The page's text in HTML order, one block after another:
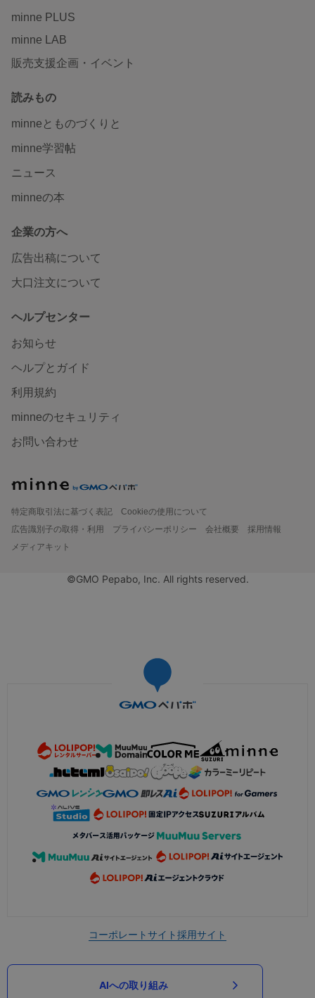
minne PLUS
minne LAB
販売支援企画・イベント
読みもの
minneとものづくりと
minne学習帖
ニュース
minneの本
企業の方へ
広告出稿について
大口注文について
ヘルプセンター
お知らせ
ヘルプとガイド
利用規約
minneのセキュリティ
お問い合わせ
特定商取引法に基づく表記
Cookieの使用について
広告識別子の取得・利用
プライバシーポリシー 会社概要
採用情報
メディアキット
©GMO Pepabo, Inc. All rights reserved.
コーポレートサイト採用サイト
AIへの取り組み